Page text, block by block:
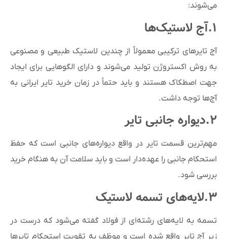
می‌شوند:
۱.آج لاستیک‌ها
آج تایرهای ترکیبی معمولاً از چندین لاستیک طبیعی و مصنوعی
به روش اکستروژن تولید می‌شوند و دارای الگوهایی برای ایجاد
جهت اصطکاک هستند و باید حتماً در زمان خرید تایر ایرانی به
آج‌ها توجه داشت.
۲.دیواره جانبی تایر
مهم‌ترین قسمت تایر در واقع دیواره‌های جانبی است که حفظ
استحکام جانبی را عهده‌دار است و باید سلامت آن به هنگام خرید
بررسی شود.
۳.لایه‌های تسمه لاستیک
تسمه به لایه‌های رشته‌ای از فولاد گفته می‌شود که درست در
زیر آج تایر واقع شده است و موظف به تقویت استحکام تایرها